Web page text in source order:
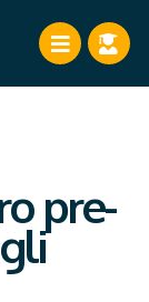
pre-